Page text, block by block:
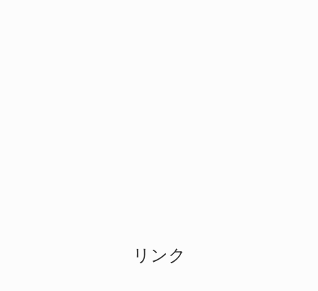
リンク